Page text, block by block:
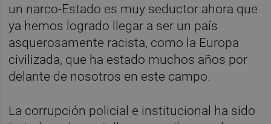
un narco-Estado es muy seductor ahora que
ya hemos logrado llegar a ser un país
asquerosamente racista, como la Europa
civilizada, que ha estado muchos años por
delante de nosotros en este campo.
La corrupción policial e institucional ha sido